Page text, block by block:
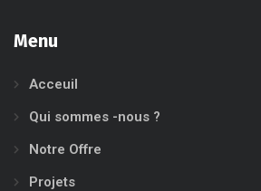
Menu
Acceuil
Qui sommes -nous ?
Notre Offre
Projets